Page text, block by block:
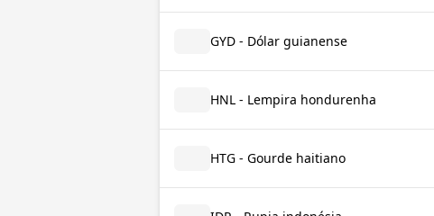
GYD - Dólar guianense
HNL - Lempira hondurenha
HTG - Gourde haitiano